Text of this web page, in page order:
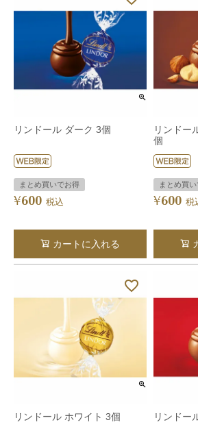
リンドール ダーク 3個
まとめ買いでお得
¥600 税込
カートに入れる
リンドー
個
まとめ買
¥600 税
リンドール ホワイト 3個 リンドー